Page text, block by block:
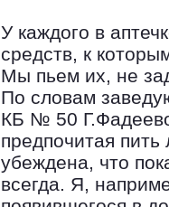
У каждого в
средств, к
Мы пьем их, не
По словам
КБ № 50
предпочитая
убеждена, что
всегда. Я,